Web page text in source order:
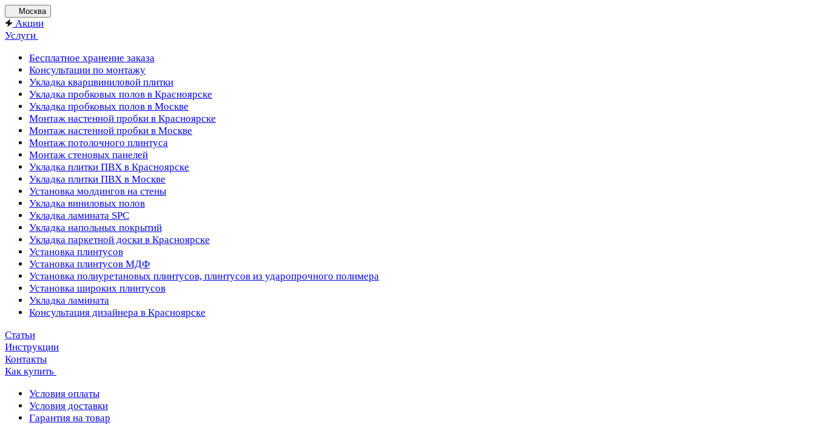
Москва
Акции
Услуги
Бесплатное хранение заказа
Консультации по монтажу
Укладка кварцвиниловой плитки
Укладка пробковых полов в Красноярске
Укладка пробковых полов в Москве
Монтаж настенной пробки в Красноярске
Монтаж настенной пробки в Москве
Монтаж потолочного плинтуса
Монтаж стеновых панелей
Укладка плитки ПВХ в Красноярске
Укладка плитки ПВХ в Москве
Установка молдингов на стены
Укладка виниловых полов
Укладка ламината SPC
Укладка напольных покрытий
Укладка паркетной доски в Красноярске
Установка плинтусов
Установка плинтусов МДФ
Установка полиуретановых плинтусов, плинтусов из ударопрочного полимера
Установка широких плинтусов
Укладка ламината
Консультация дизайнера в Красноярске
Статьи
Инструкции
Контакты
Как купить
Условия оплаты
Условия доставки
Гарантия на товар